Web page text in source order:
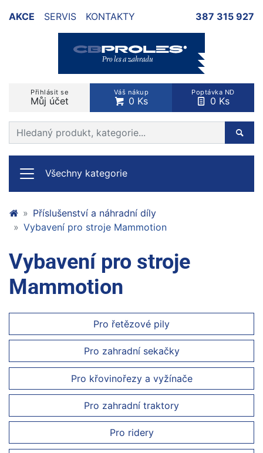
AKCE SERVIS KONTAKTY 387 315 927
Přihlásit se
Můj účet
Váš nákup
0 Ks
Poptávka ND
0 Ks
Prohledat web
Všechny kategorie
Příslušenství a náhradní díly
Vybavení pro stroje Mammotion
Vybavení pro stroje
Mammotion
Pro řetězové pily
Pro zahradní sekačky
Pro křovinořezy a vyžínače
Pro zahradní traktory
Pro ridery